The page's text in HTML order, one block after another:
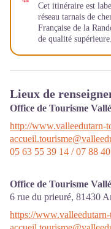
Cet itinéraire est
réseau tarnais de
Française de la
de qualité supérieure.
Lieux de
Office de Tourisme
http://www.valleedutarn-
05 63 55 39 14 / 07 88
Office de Tourisme
6 rue du prieuré, 81430
https://